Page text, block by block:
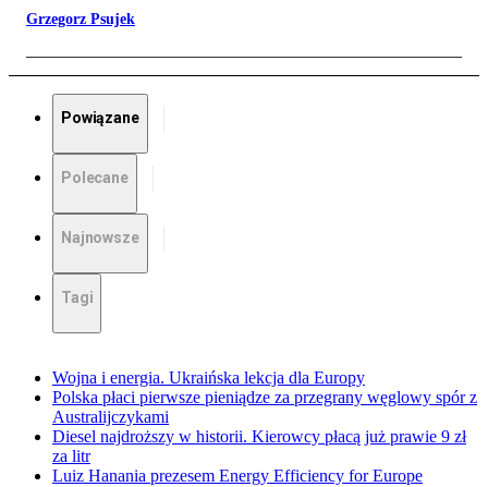
Grzegorz Psujek
Powiązane
Polecane
Najnowsze
Tagi
Wojna i energia. Ukraińska lekcja dla Europy
Polska płaci pierwsze pieniądze za przegrany węglowy spór z
Australijczykami
Diesel najdroższy w historii. Kierowcy płacą już prawie 9 zł
za litr
Luiz Hanania prezesem Energy Efficiency for Europe